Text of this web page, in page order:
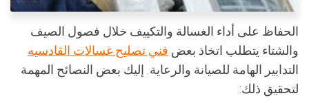
الحفاظ على أداء الغسالة والتكييف خلال فصول الصيف
والشتاء يتطلب اتخاذ بعض فني تصليح غسالات القادسيه
التدابير الهامة للصيانة والرعاية. إليك بعض النصائح المهمة
لتحقيق ذلك: